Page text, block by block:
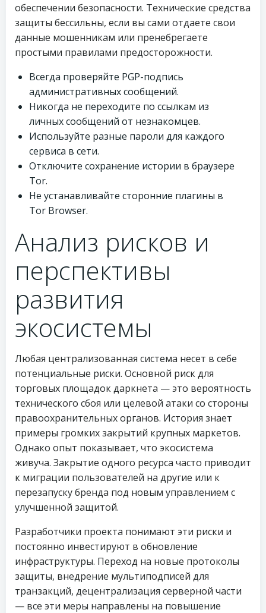
обеспечении безопасности. Технические средства
защиты бессильны, если вы сами отдаете свои
данные мошенникам или пренебрегаете
простыми правилами предосторожности.
Всегда проверяйте PGP-подпись
административных сообщений.
Никогда не переходите по ссылкам из
личных сообщений от незнакомцев.
Используйте разные пароли для каждого
сервиса в сети.
Отключите сохранение истории в браузере
Tor.
Не устанавливайте сторонние плагины в
Tor Browser.
Анализ рисков и
перспективы
развития
экосистемы
Любая централизованная система несет в себе
потенциальные риски. Основной риск для
торговых площадок даркнета — это вероятность
технического сбоя или целевой атаки со стороны
правоохранительных органов. История знает
примеры громких закрытий крупных маркетов.
Однако опыт показывает, что экосистема
живуча. Закрытие одного ресурса часто приводит
к миграции пользователей на другие или к
перезапуску бренда под новым управлением с
улучшенной защитой.
Разработчики проекта понимают эти риски и
постоянно инвестируют в обновление
инфраструктуры. Переход на новые протоколы
защиты, внедрение мультиподписей для
транзакций, децентрализация серверной части
— все эти меры направлены на повышение